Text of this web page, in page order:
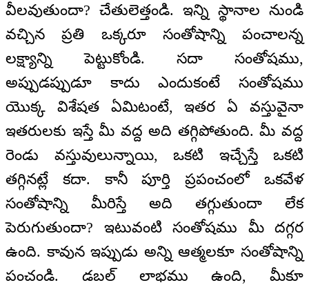
వీలవుతుందా? చేతులెత్తండి. ఇన్ని స్థానాల నుండి
వచ్చిన ప్రతి ఒక్కరూ సంతోషాన్ని పంచాలన్న
లక్ష్యాన్ని పెట్టుకోండి. సదా సంతోషము,
అప్పుడప్పుడూ కాదు ఎందుకంటే సంతోషము
యొక్క విశేషత ఏమిటంటే, ఇతర ఏ వస్తువైనా
ఇతరులకు ఇస్తే మీ వద్ద అది తగ్గిపోతుంది. మీ వద్ద
రెండు వస్తువులున్నాయి, ఒకటి ఇచ్చేస్తే ఒకటి
తగ్గినట్లే కదా. కానీ పూర్తి ప్రపంచంలో ఒకవేళ
సంతోషాన్ని మీరిస్తే అది తగ్గుతుందా లేక
పెరుగుతుందా? ఇటువంటి సంతోషము మీ దగ్గర
ఉంది. కావున ఇప్పుడు అన్ని ఆత్మలకూ సంతోషాన్ని
పంచండి. డబల్ లాభము ఉంది, మీకూ